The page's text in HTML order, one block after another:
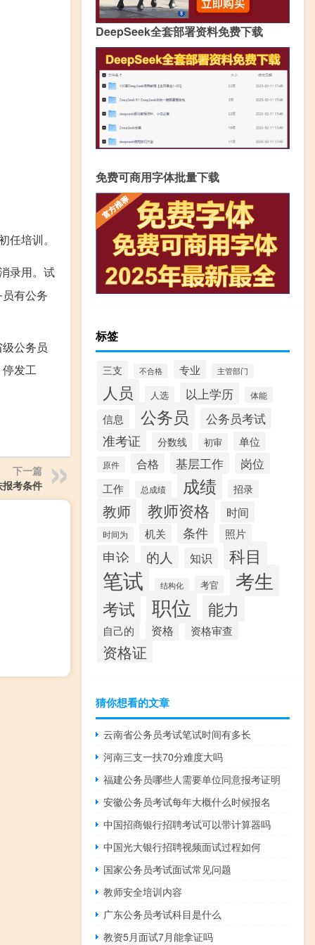
培训。
录用。试
有公务
公务员
发工
下一篇
考条件
DeepSeek全套部署资料免费下载
免费可商用字体批量下载
标签
三支 不合格 专业 主管部门
人员 人选 以上学历 体能
信息 公务员 公务员考试
准考证 分数线 初审 单位
原件 合格 基层工作 岗位
工作 总成绩 成绩 招录
教师 教师资格 时间
时间为 机关 条件 照片
申论 的人 知识 科目
笔试 结构化 考官 考生
考试 职位 能力
自己的 资格 资格审查
资格证
猜你想看的文章
云南省公务员考试笔试时间有多长
河南三支一扶70分难度大吗
福建公务员哪些人需要单位同意报考证明
安徽公务员考试每年大概什么时候报名
中国招商银行招聘考试可以带计算器吗
中国光大银行招聘视频面试过程如何
国家公务员考试面试常见问题
教师安全培训内容
广东公务员考试科目是什么
教资5月面试7月能拿证吗